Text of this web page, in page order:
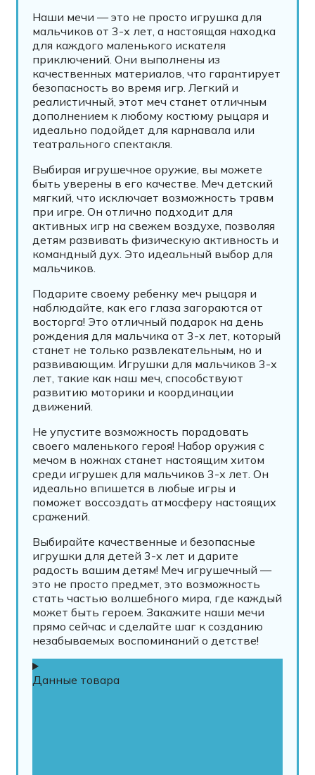
Наши мечи — это не просто игрушка для
мальчиков от 3-х лет, а настоящая находка
для каждого маленького искателя
приключений. Они выполнены из
качественных материалов, что гарантирует
безопасность во время игр. Легкий и
реалистичный, этот меч станет отличным
дополнением к любому костюму рыцаря и
идеально подойдет для карнавала или
театрального спектакля.
Выбирая игрушечное оружие, вы можете
быть уверены в его качестве. Меч детский
мягкий, что исключает возможность травм
при игре. Он отлично подходит для
активных игр на свежем воздухе, позволяя
детям развивать физическую активность и
командный дух. Это идеальный выбор для
мальчиков.
Подарите своему ребенку меч рыцаря и
наблюдайте, как его глаза загораются от
восторга! Это отличный подарок на день
рождения для мальчика от 3-х лет, который
станет не только развлекательным, но и
развивающим. Игрушки для мальчиков 3-х
лет, такие как наш меч, способствуют
развитию моторики и координации
движений.
Не упустите возможность порадовать
своего маленького героя! Набор оружия с
мечом в ножнах станет настоящим хитом
среди игрушек для мальчиков 3-х лет. Он
идеально впишется в любые игры и
поможет воссоздать атмосферу настоящих
сражений.
Выбирайте качественные и безопасные
игрушки для детей 3-х лет и дарите
радость вашим детям! Меч игрушечный —
это не просто предмет, это возможность
стать частью волшебного мира, где каждый
может быть героем. Закажите наши мечи
прямо сейчас и сделайте шаг к созданию
незабываемых воспоминаний о детстве!
Данные товара